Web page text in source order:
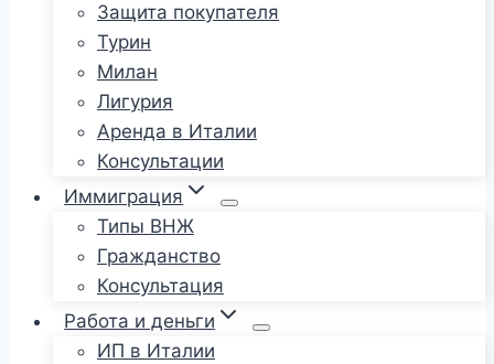
Защита покупателя
Турин
Милан
Лигурия
Аренда в Италии
Консультации
Иммиграция
Типы ВНЖ
Гражданство
Консультация
Работа и деньги
ИП в Италии